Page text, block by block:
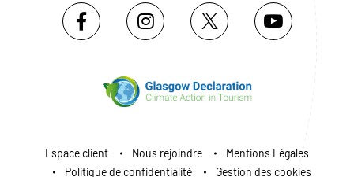
Espace client Nous rejoindre
Mentions Légales
Politique de confidentialité
Gestion des cookies